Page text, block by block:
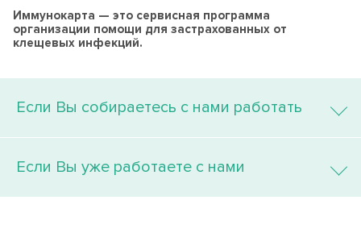
Иммунокарта — это сервисная программа
организации помощи для застрахованных от
клещевых инфекций.
Если Вы собираетесь с нами работать
Если Вы уже работаете с нами